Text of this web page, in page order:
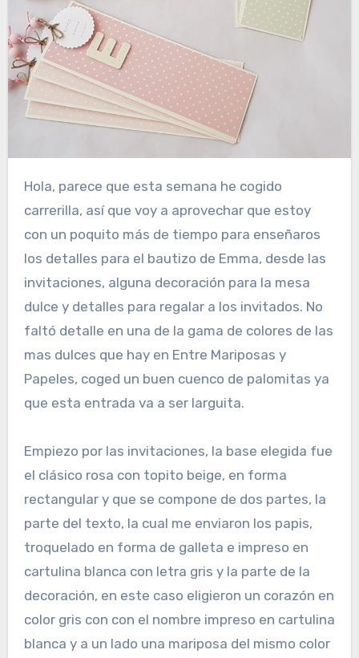
Hola, parece que esta semana he cogido
carrerilla, así que voy a aprovechar que estoy
con un poquito más de tiempo para enseñaros
los detalles para el bautizo de Emma, desde las
invitaciones, alguna decoración para la mesa
dulce y detalles para regalar a los invitados. No
faltó detalle en una de la gama de colores de las
mas dulces que hay en Entre Mariposas y
Papeles, coged un buen cuenco de palomitas ya
que esta entrada va a ser larguita.
Empiezo por las invitaciones, la base elegida fue
el clásico rosa con topito beige, en forma
rectangular y que se compone de dos partes, la
parte del texto, la cual me enviaron los papis,
troquelado en forma de galleta e impreso en
cartulina blanca con letra gris y la parte de la
decoración, en este caso eligieron un corazón en
color gris con con el nombre impreso en cartulina
blanca y a un lado una mariposa del mismo color